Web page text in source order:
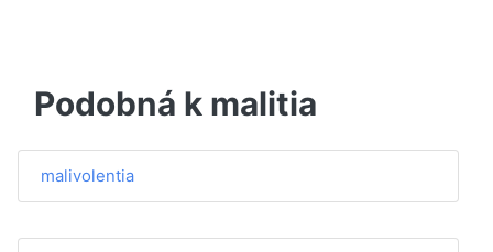
Podobná k malitia
malivolentia